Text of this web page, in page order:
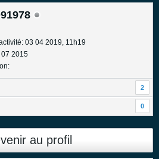
03 04 2019, 11h19
07 2015
2
0
au profil